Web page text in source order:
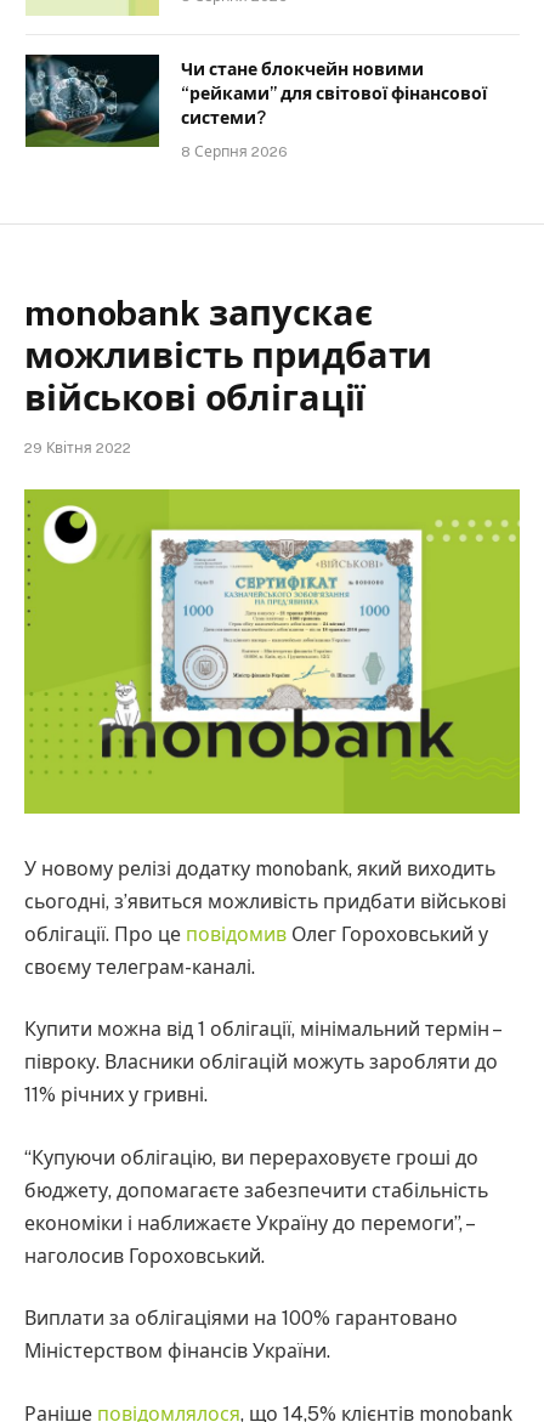
Чи стане блокчейн новими
“рейками” для світової фінансової
системи?
8 Серпня 2026
monobank запускає
можливість придбати
військові облігації
29 Квітня 2022
У новому релізі додатку monobank, який виходить
сьогодні, з’явиться можливість придбати військові
облігації. Про це повідомив Олег Гороховський у
своєму телеграм-каналі.
Купити можна від 1 облігації, мінімальний термін –
півроку. Власники облігацій можуть заробляти до
11% річних у гривні.
“Купуючи облігацію, ви перераховуєте гроші до
бюджету, допомагаєте забезпечити стабільність
економіки і наближаєте Україну до перемоги”, –
наголосив Гороховський.
Виплати за облігаціями на 100% гарантовано
Міністерством фінансів України.
Раніше повідомлялося, що 14,5% клієнтів monobank